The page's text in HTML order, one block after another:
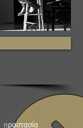
προστασία